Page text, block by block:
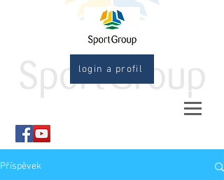
login a profil
Příspěvek